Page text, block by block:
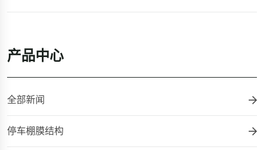
产品中心
全部新闻
停车棚膜结构